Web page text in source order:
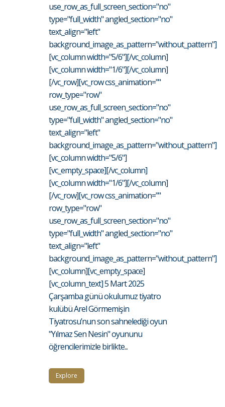
use_row_as_full_screen_section="no"
type="full_width" angled_section="no"
text_align="left"
background_image_as_pattern="without_pattern"]
[vc_column width="5/6"][/vc_column]
[vc_column width="1/6"][/vc_column]
[/vc_row][vc_row css_animation=""
row_type="row"
use_row_as_full_screen_section="no"
type="full_width" angled_section="no"
text_align="left"
background_image_as_pattern="without_pattern"]
[vc_column width="5/6"]
[vc_empty_space][/vc_column]
[vc_column width="1/6"][/vc_column]
[/vc_row][vc_row css_animation=""
row_type="row"
use_row_as_full_screen_section="no"
type="full_width" angled_section="no"
text_align="left"
background_image_as_pattern="without_pattern"]
[vc_column][vc_empty_space]
[vc_column_text] 5 Mart 2025
Çarşamba günü okulumuz tiyatro
kulübü Arel Görmemişin
Tiyatrosu’nun son sahnelediği oyun
"Yılmaz Sen Nesin" oyununu
öğrencilerimizle birlikte...
Explore